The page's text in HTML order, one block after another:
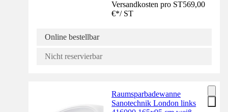
Versandkosten pro ST569,00
€*/ ST
Online bestellbar
Nicht reservierbar
Raumsparbadewanne
Sanotechnik London links